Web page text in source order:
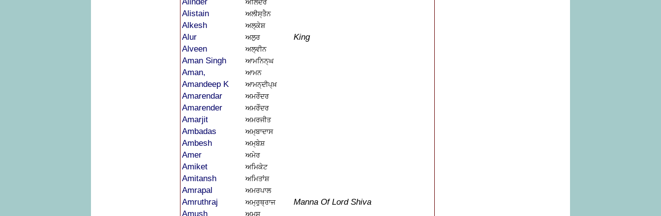
ਅਲਿੰਦਰ
Alistain ਅਲੀਸ੍ਤੈਨ
Alkesh ਅਲ੍ਕੇਸ਼
Alur ਅਲੁਰ
King
Alveen
ਅਲ੍ਵੀਨ
Aman Singh ਆਮਨਿਨ੍ਘ
Aman, ਆਮਨ
Amandeep K ਆਮਨ੍ਦੀਪ੍ਖ਼
Amarendar ਅਮਰੇੰਦਰ
Amarender ਅਮਰੇੰਦਰ
Amarjit ਅਮਰਜੀਤ
Ambadas ਅਮ੍ਬਾਦਾਸ
Ambesh ਅਮ੍ਬੇਸ਼
Amer ਅਮੇਰ
Amiket ਅਮਿਕੇਟ
Amitansh ਅਮਿਤਾਂਸ਼
Amrapal ਅਮਰਪਾਲ
Amruthraj ਅਮ੍ਰੁਥ੍ਰਾਜ
Manna Of Lord Shiva
Amush
ਅਮੁਸ਼